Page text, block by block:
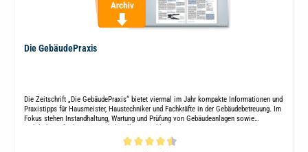
Die GebäudePraxis
Die Zeitschrift „Die GebäudePraxis“ bietet viermal im Jahr kompakte Informationen und
Praxistipps für Hausmeister, Haustechniker und Fachkräfte in der Gebäudebetreuung. Im
Fokus stehen Instandhaltung, Wartung und Prüfung von Gebäudeanlagen sowie